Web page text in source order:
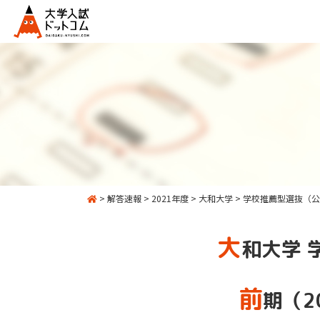
> 解答速報 > 2021年度 > 大和大学 > 学校推薦型選抜（
大和大学
前期（